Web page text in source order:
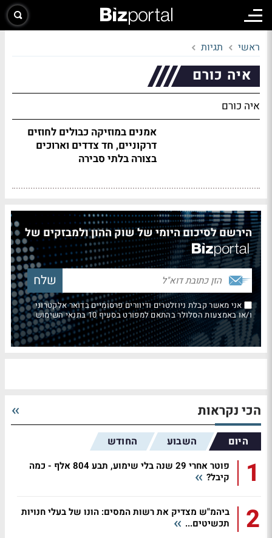
ראשי תגיות
איה כורם
איה כורם
אמנים במוזיקה כבולים לחוזים
דרקוניים, חד צדדים וארוכים
בצורה בלתי סבירה
הירשם לסיכום היומי של שוק ההון ולמבזקים של
אני מאשר קבלת ניוזלטרים ודיוורים פרסומיים בדואר אלקטרוני
ו/או באמצעות הסלולר בהתאם למפורט בסעיף 10 בתנאי השימוש
הכי נקראות
היום השבוע החודש
1
פוטר אחרי 29 שנה בלי שימוע, תבע 804 אלף - כמה
קיבל?
2
ביהמ"ש מצדיק את רשות המסים: הונו של בעלי חנויות
תכשיטים...